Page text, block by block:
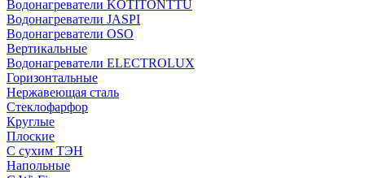
Водонагреватели KOTITONTTU
Водонагреватели JASPI
Водонагреватели OSO
Вертикальные
Водонагреватели ELECTROLUX
Горизонтальные
Нержавеющая сталь
Стеклофарфор
Круглые
Плоские
С сухим ТЭН
Напольные